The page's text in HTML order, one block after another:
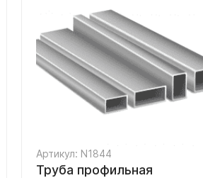
Артикул: N1844
Труба профильная